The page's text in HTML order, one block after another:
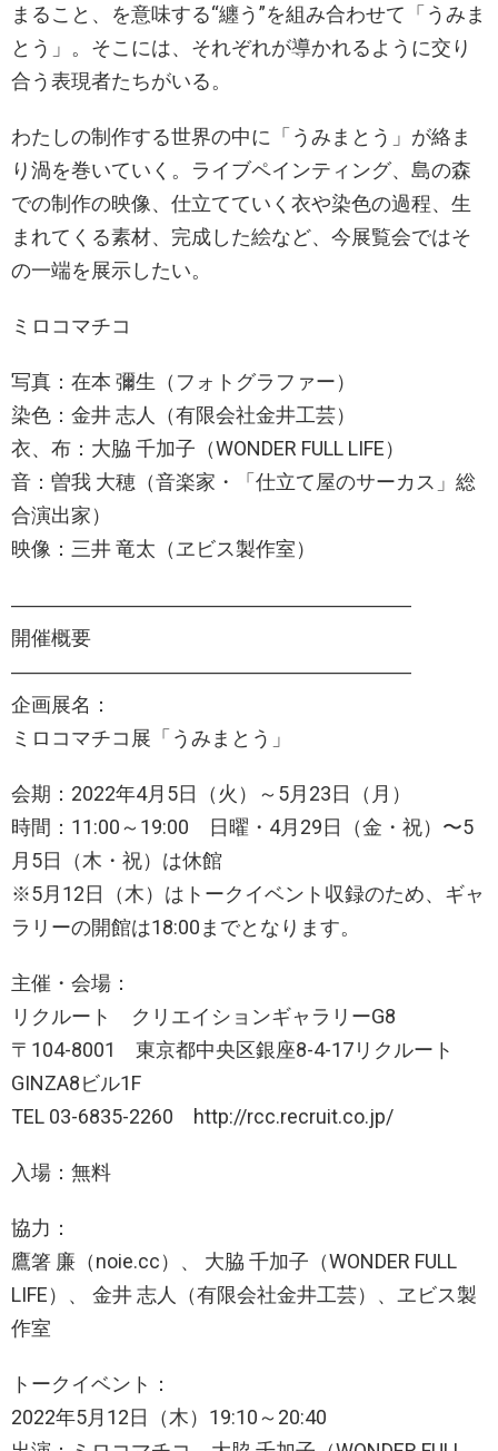
まること、を意味する“纏う”を組み合わせて「うみま
とう」。そこには、それぞれが導かれるように交り
合う表現者たちがいる。
わたしの制作する世界の中に「うみまとう」が絡ま
り渦を巻いていく。ライブペインティング、島の森
での制作の映像、仕立てていく衣や染色の過程、生
まれてくる素材、完成した絵など、今展覧会ではそ
の一端を展示したい。
ミロコマチコ
写真：在本 彌生（フォトグラファー）
染色：金井 志人（有限会社金井工芸）
衣、布：大脇 千加子（WONDER FULL LIFE）
音：曽我 大穂（音楽家・「仕立て屋のサーカス」総
合演出家）
映像：三井 竜太（ヱビス製作室）
――――――――――――――――――――
開催概要
――――――――――――――――――――
企画展名：
ミロコマチコ展「うみまとう」
会期：2022年4月5日（火）～5月23日（月）
時間：11:00～19:00 日曜・4月29日（金・祝）〜5
月5日（木・祝）は休館
※5月12日（木）はトークイベント収録のため、ギャ
ラリーの開館は18:00までとなります。
主催・会場：
リクルート クリエイションギャラリーG8
〒104-8001 東京都中央区銀座8-4-17リクルート
GINZA8ビル1F
TEL 03-6835-2260 http://rcc.recruit.co.jp/
入場：無料
協力：
鷹箸 廉（noie.cc）、 大脇 千加子（WONDER FULL
LIFE）、 金井 志人（有限会社金井工芸）、ヱビス製
作室
トークイベント：
2022年5月12日（木）19:10～20:40